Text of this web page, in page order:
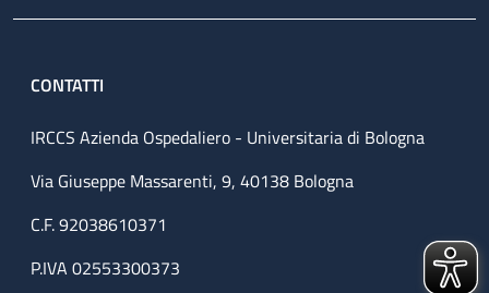
CONTATTI
IRCCS Azienda Ospedaliero - Universitaria di Bologna
Via Giuseppe Massarenti, 9, 40138 Bologna
C.F. 92038610371
P.IVA 02553300373